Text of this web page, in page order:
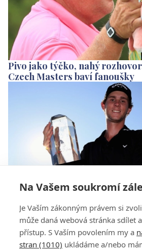
Na Vašem soukromí
Je Vaším zákonným právem si
může daná webová stránka sdílet
přístup. S Vaším povolením my a
stran (1010) ukládáme a/nebo
Pivo jako týčko, nahý
Czech Masters baví fanoušky
Czech Masters bude mít
potvrdil Pieters